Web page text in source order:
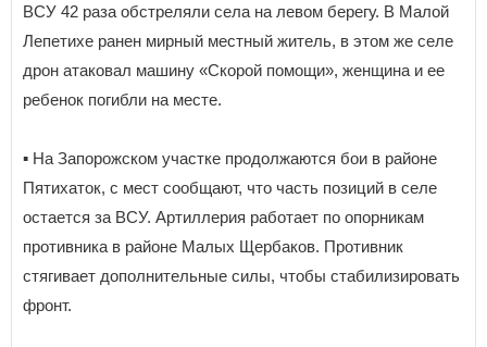
ВСУ 42 раза обстреляли села на левом берегу. В Малой
Лепетихе ранен мирный местный житель, в этом же селе
дрон атаковал машину «Скорой помощи», женщина и ее
ребенок погибли на месте.
▪️ На Запорожском участке продолжаются бои в районе
Пятихаток, с мест сообщают, что часть позиций в селе
остается за ВСУ. Артиллерия работает по опорникам
противника в районе Малых Щербаков. Противник
стягивает дополнительные силы, чтобы стабилизировать
фронт.